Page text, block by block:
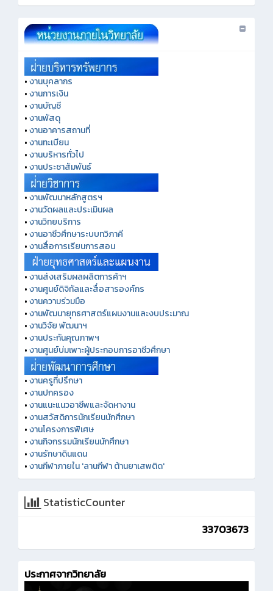
•งานบุคลากร
•งานการเงิน
•งานบัญชี
•งานพัสดุ
•งานอาคารสถานที่
•งานทะเบียน
•งานบริหารทั่วไป
•งานประชาสัมพันธ์
•งานพัฒนาหลักสูตรฯ
•งานวัดผลและประเมินผล
•งานวิทยบริการ
•งานอาชีวศึกษาระบบทวิภาคี
•งานสื่อการเรียนการสอน
•งานส่งเสริมผลผลิตการค้าฯ
•งานศูนย์ดิจิทัลและสื่อสารองค์กร
•งานความร่วมมือ
•งานพัฒนายุทธศาสตร์แผนงานและงบประมาณ
•งานวิจัย พัฒนาฯ
•งานประกันคุณภาพฯ
•งานศูนย์บ่มเพาะผู้ประกอบการอาชีวศึกษา
•งานครูที่ปรึกษา
•งานปกครอง
•งานแนะแนวอาชีพและจัดหางาน
•งานสวัสดิการนักเรียนนักศึกษา
•งานโครงการพิเศษ
•งานกิจกรรมนักเรียนนักศึกษา
•งานรักษาดินแดน
•งานกีฬาภายใน 'ลานกีฬา ต้านยาเสพติด'
StatisticCounter
33703673
ประกาศจากวิทยาลัย